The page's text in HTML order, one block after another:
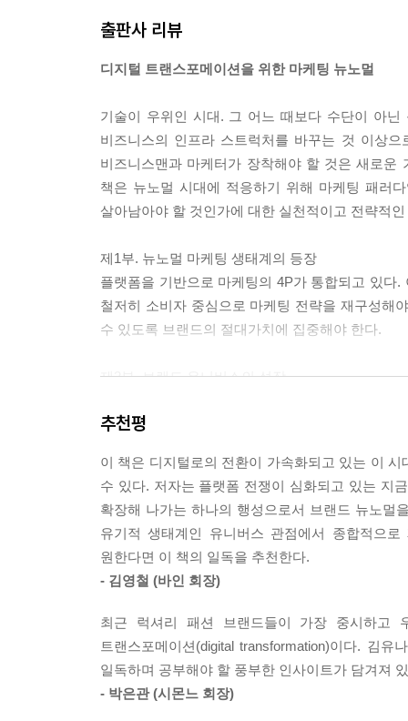
다시 브랜드가 필요하다
제품이 아닌 라이프스타일로 브랜드를 재정비하라
09 플랫폼 창조(platform creation)
플랫폼이 일하는 법
플랫폼의 조건
라이프스타일 플랫폼으로 변모하는 방법
플랫폼에서 콘텐츠로 무게중심 이동
콘텐츠의 작동 방식: 유인과 유도
다양한 콘텐츠 유형
플랫폼 기반 라이프 콘텐츠의 설계
성공하는 커뮤니티의 비밀
커뮤니티 운영 가이드
12 브랜드 유니버스 생태계의 완성
디지털 생태계에 대한 인사이트
브랜드 플랫폼 운영 법칙
참고문헌
찾아보기
출판사 리뷰
디지털 트랜스포메이션을 위한 마케팅 뉴노멀
기술이 우위인 시대. 그 어느 때보다 수단이 아
비즈니스의 인프라 스트럭처를 바꾸는 것 이상
비즈니스맨과 마케터가 장착해야 할 것은 새로운
책은 뉴노멀 시대에 적응하기 위해 마케팅 패러
살아남아야 할 것인가에 대한 실천적이고 전략적
제1부. 뉴노멀 마케팅 생태계의 등장
플랫폼을 기반으로 마케팅의 4P가 통합되고 있다
철저히 소비자 중심으로 마케팅 전략을 재구성해
수 있도록 브랜드의 절대가치에 집중해야 한다.
제2부. 브랜드 유니버스의 성장
플랫폼들은 크게 판매지향의 푸시형과 관계지향
해주고 그들과 함께 소통하며 만들어가는 ‘브랜드
제3부. 브랜드 유니버스의 설계
브랜드 유니버스는 네 단계의 창조 과정을 거쳐
‘플랫폼 창조’와 플랫폼이란 디지털 공간을 채
플랫폼을 지속 가능하게 운영하기 위해 ‘커뮤니
추천평
이 책은 디지털로의 전환이 가속화되고 있는 이
수 있다. 저자는 플랫폼 전쟁이 심화되고 있는 지
확장해 나가는 하나의 행성으로서 브랜드 뉴노멀
유기적 생태계인 유니버스 관점에서 종합적으
원한다면 이 책의 일독을 추천한다.
- 김영철 (바인 회장)
최근 럭셔리 패션 브랜드들이 가장 중시하고
트랜스포메이션(digital transformation)이다. 김
일독하며 공부해야 할 풍부한 인사이트가 담겨져
- 박은관 (시몬느 회장)